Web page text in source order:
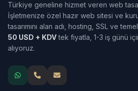
Türkiye geneline hizmet veren web
İşletmenize özel hazır web sitesi ve
tasarımını alan adı, hosting, SSL ve
50 USD + KDVtek fiyatla, 1-3 iş günü
alıyoruz.